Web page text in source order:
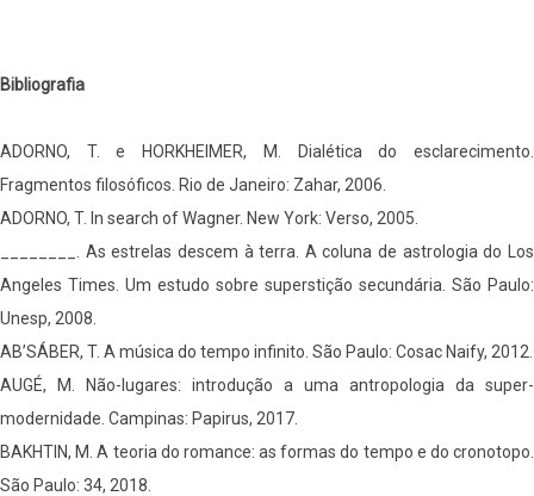
Bibliografia
ADORNO, T. e HORKHEIMER, M. Dialética do esclarecimento.
Fragmentos filosóficos. Rio de Janeiro: Zahar, 2006.
ADORNO, T. In search of Wagner. New York: Verso, 2005.
________. As estrelas descem à terra. A coluna de astrologia do Los
Angeles Times. Um estudo sobre superstição secundária. São Paulo:
Unesp, 2008.
AB’SÁBER, T. A música do tempo infinito. São Paulo: Cosac Naify, 2012.
AUGÉ, M. Não-lugares: introdução a uma antropologia da super-
modernidade. Campinas: Papirus, 2017.
BAKHTIN, M. A teoria do romance: as formas do tempo e do cronotopo.
São Paulo: 34, 2018.